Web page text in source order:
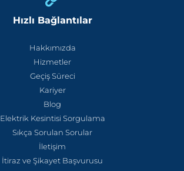
Hızlı Bağlantılar
Hakkımızda
Hizmetler
Geçiş Süreci
Kariyer
Blog
Elektrik Kesintisi Sorgulama
Sıkça Sorulan Sorular
İletişim
İtiraz ve Şikayet Başvurusu